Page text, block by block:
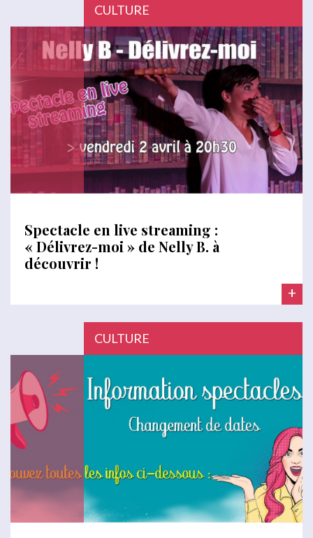
CULTURE
Spectacle en live streaming :
« Délivrez-moi » de Nelly B. à
découvrir !
+
CULTURE